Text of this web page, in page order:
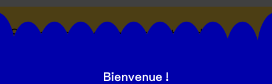
Suivez toutes les actualités du
Bienvenue !